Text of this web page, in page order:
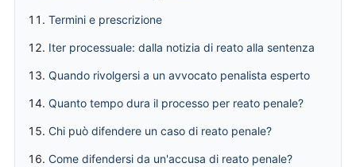
Termini e prescrizione
Iter processuale: dalla notizia di reato alla sentenza
Quando rivolgersi a un avvocato penalista esperto
Quanto tempo dura il processo per reato penale?
Chi può difendere un caso di reato penale?
Come difendersi da un'accusa di reato penale?